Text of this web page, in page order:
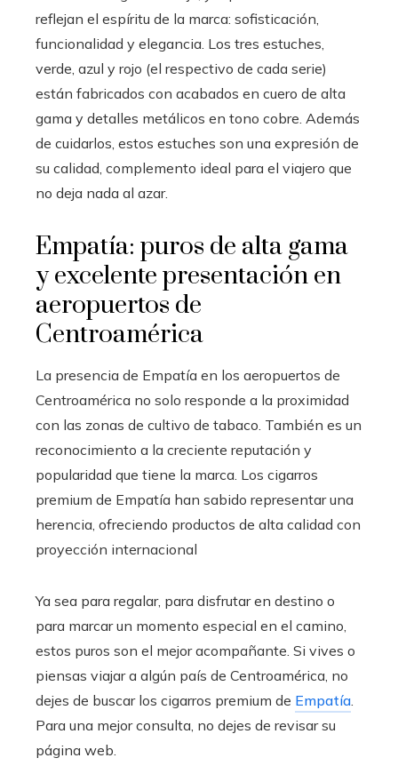
reflejan el espíritu de la marca: sofisticación,
funcionalidad y elegancia. Los tres estuches,
verde, azul y rojo (el respectivo de cada serie)
están fabricados con acabados en cuero de alta
gama y detalles metálicos en tono cobre. Además
de cuidarlos, estos estuches son una expresión de
su calidad, complemento ideal para el viajero que
no deja nada al azar.
Empatía: puros de alta gama
y excelente presentación en
aeropuertos de
Centroamérica
La presencia de Empatía en los aeropuertos de
Centroamérica no solo responde a la proximidad
con las zonas de cultivo de tabaco. También es un
reconocimiento a la creciente reputación y
popularidad que tiene la marca. Los cigarros
premium de Empatía han sabido representar una
herencia, ofreciendo productos de alta calidad con
proyección internacional
Ya sea para regalar, para disfrutar en destino o
para marcar un momento especial en el camino,
estos puros son el mejor acompañante. Si vives o
piensas viajar a algún país de Centroamérica, no
dejes de buscar los cigarros premium de Empatía.
Para una mejor consulta, no dejes de revisar su
página web.